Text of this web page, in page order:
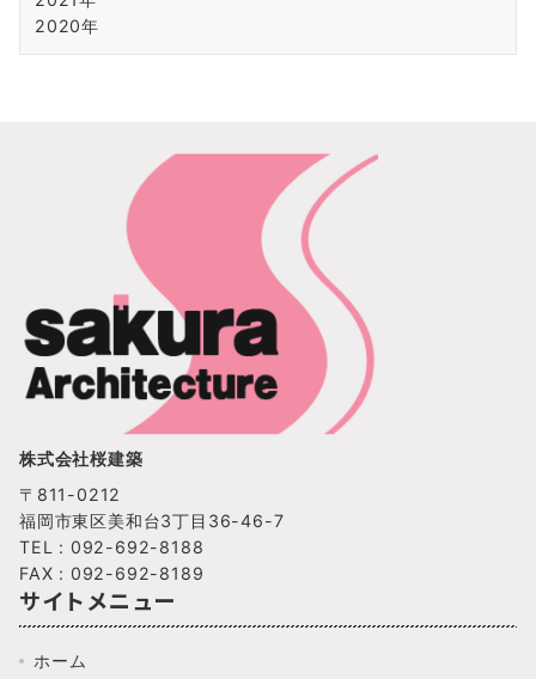
2020年
株式会社桜建築
〒811-0212
福岡市東区美和台3丁目36-46-7
TEL : 092-692-8188
FAX : 092-692-8189
サイトメニュー
ホーム